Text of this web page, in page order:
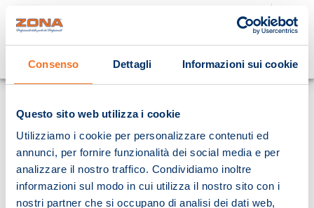
Consenso Dettagli Informazioni sui cookie
Questo sito web utilizza i cookie
Utilizziamo i cookie per personalizzare contenuti ed
annunci, per fornire funzionalità dei social media e per
analizzare il nostro traffico. Condividiamo inoltre
informazioni sul modo in cui utilizza il nostro sito con i
nostri partner che si occupano di analisi dei dati web,
Cosa stai cercando?